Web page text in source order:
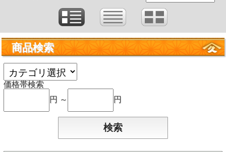
商品検索
価格帯検索
円 ～
円